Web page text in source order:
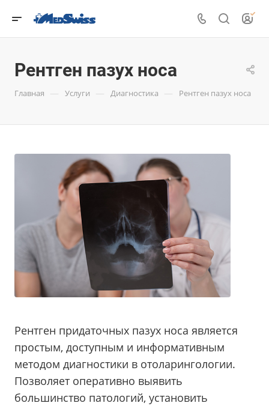
Рентген пазух носа
Главная — Услуги — Диагностика — Рентген пазух носа
Рентген придаточных пазух носа является
простым, доступным и информативным
методом диагностики в отоларингологии.
Позволяет оперативно выявить
большинство патологий, установить